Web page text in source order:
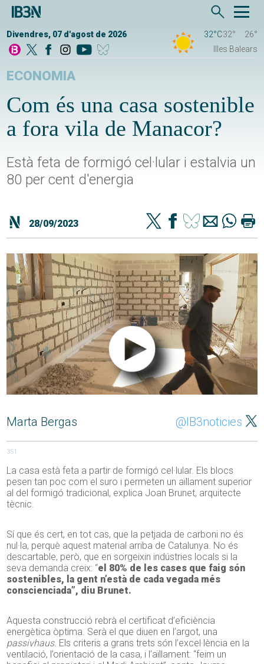
Divendres, 07 d'agost de 2026 32°C32°
26°
Illes Balears
ECONOMIA
Com és una casa sostenible
a fora vila de Manacor?
Està feta de formigó cel·lular i estalvia un
80 per cent d'energia
28/09/2023
Marta Bergas @IB3noticies
351
La casa està feta a partir de formigó cel·lular. Els blocs
pesen tan poc com el suro i permeten un aïllament superior
al del formigó tradicional, explica Joan Brunet, arquitecte
tècnic.
Sí que és cert, en tot cas, que la petjada de carboni no és
nul·la, perquè aquest material arriba de Catalunya. No és
descartable, però, que en sorgeixin indústries locals si la
seva demanda creix: “el 80% de les cases que faig són
sostenibles, la gent n’està de cada vegada més
conscienciada”, diu Brunet.
Aquesta construcció rebrà el certificat d’eficiència
energètica òptima. Serà el que diuen en l’argot, una
passivhaus. Els criteris a grans trets són l’excel·lència en la
ventilació, l’orientació de la casa, i l’aïllament: “feim un